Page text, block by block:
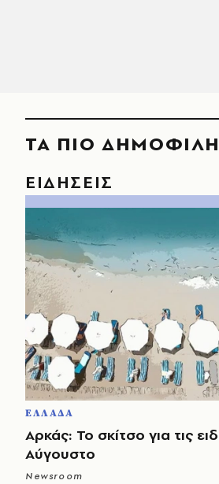
ΤΑ ΠΙΟ ΔΗΜΟΦΙΛΗ
ΕΙΔΗΣΕΙΣ
ΕΛΛΑΔΑ
Αρκάς: Το σκίτσο για τις
Αύγουστο
Newsroom